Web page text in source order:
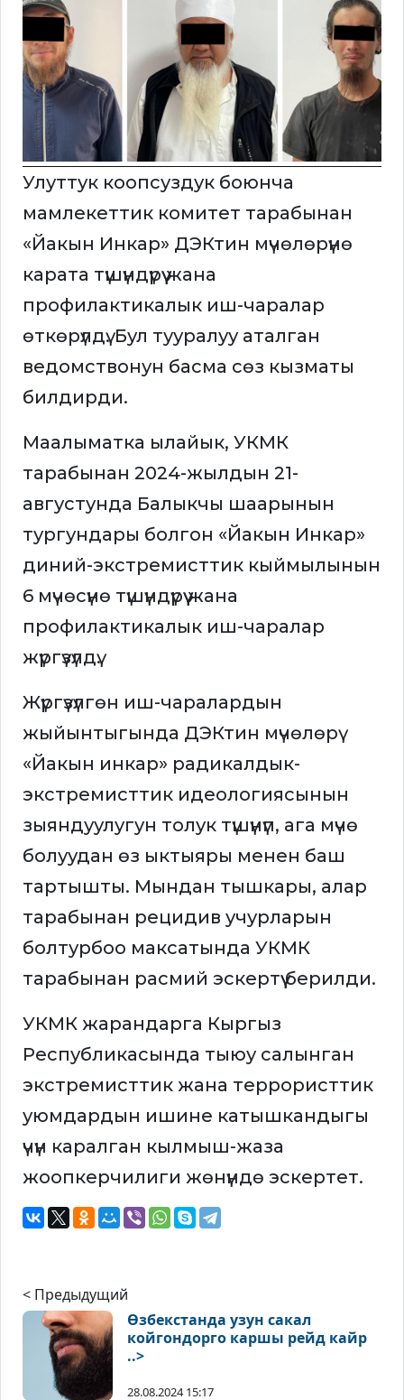
Улуттук коопсуздук боюнча
мамлекеттик комитет тарабынан
«Йакын Инкар» ДЭКтин мүчөлөрүнө
карата түшүндүрүү жана
профилактикалык иш-чаралар
өткөрүлдү. Бул тууралуу аталган
ведомствонун басма сөз кызматы
билдирди.
Маалыматка ылайык, УКМК
тарабынан 2024-жылдын 21-
августунда Балыкчы шаарынын
тургундары болгон «Йакын Инкар»
диний-экстремисттик кыймылынын
6 мүчөсүнө түшүндүрүү жана
профилактикалык иш-чаралар
жүргүзүлдү.
Жүргүзүлгөн иш-чаралардын
жыйынтыгында ДЭКтин мүчөлөрү
«Йакын инкар» радикалдык-
экстремисттик идеологиясынын
зыяндуулугун толук түшүнүп, ага мүчө
болуудан өз ыктыяры менен баш
тартышты. Мындан тышкары, алар
тарабынан рецидив учурларын
болтурбоо максатында УКМК
тарабынан расмий эскертүү берилди.
УКМК жарандарга Кыргыз
Республикасында тыюу салынган
экстремисттик жана террористтик
уюмдардын ишине катышкандыгы
үчүн каралган кылмыш-жаза
жоопкерчилиги жөнүндө эскертет.
< Предыдущий
Өзбекстанда узун сакал
койгондорго каршы рейд кайр
..>
28.08.2024 15:17